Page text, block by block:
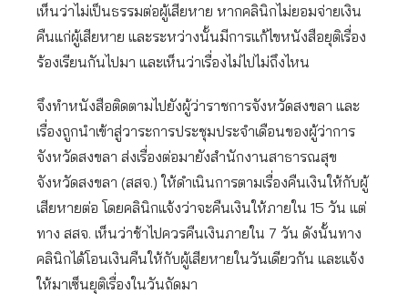
เห็นว่าไม่เป็นธรรมต่อผู้เสียหาย หากคลินิกไม่ยอมจ่ายเงิน
คืนแก่ผู้เสียหาย และระหว่างนั้นมีการแก้ไขหนังสือยุติเรื่อง
ร้องเรียนกันไปมา และเห็นว่าเรื่องไม่ไปไม่ถึงไหน
จึงทำหนังสือติดตามไปยังผู้ว่าราชการจังหวัดสงขลา และ
เรื่องถูกนำเข้าสู่วาระการประชุมประจำเดือนของผู้ว่าการ
จังหวัดสงขลา ส่งเรื่องต่อมายังสำนักงานสาธารณสุข
จังหวัดสงขลา (สสจ.) ให้ดำเนินการตามเรื่องคืนเงินให้กับผู้
เสียหายต่อ โดยคลินิกแจ้งว่าจะคืนเงินให้ภายใน 15 วัน แต่
ทาง สสจ. เห็นว่าช้าไปควรคืนเงินภายใน 7 วัน ดังนั้นทาง
คลินิกได้โอนเงินคืนให้กับผู้เสียหายในวันเดียวกัน และแจ้ง
ให้มาเซ็นยุติเรื่องในวันถัดมา